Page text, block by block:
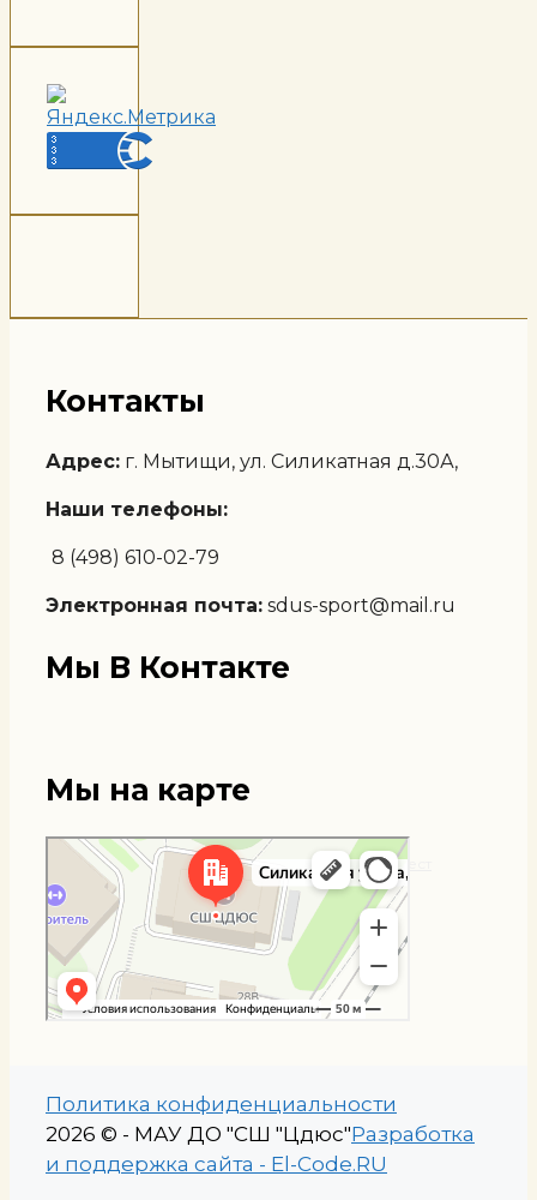
Контакты
Адрес: г. Мытищи, ул. Силикатная д.30А,
Наши телефоны:
8 (498) 610-02-79
Электронная почта: sdus-sport@mail.ru
Мы В Контакте
Мы на карте
Мытищи
Яндекс Карты — транспорт, навигация, поиск мест
Политика конфиденциальности
2026 © - МАУ ДО "СШ "Цдюс"Разработка
и поддержка сайта - El-Code.RU